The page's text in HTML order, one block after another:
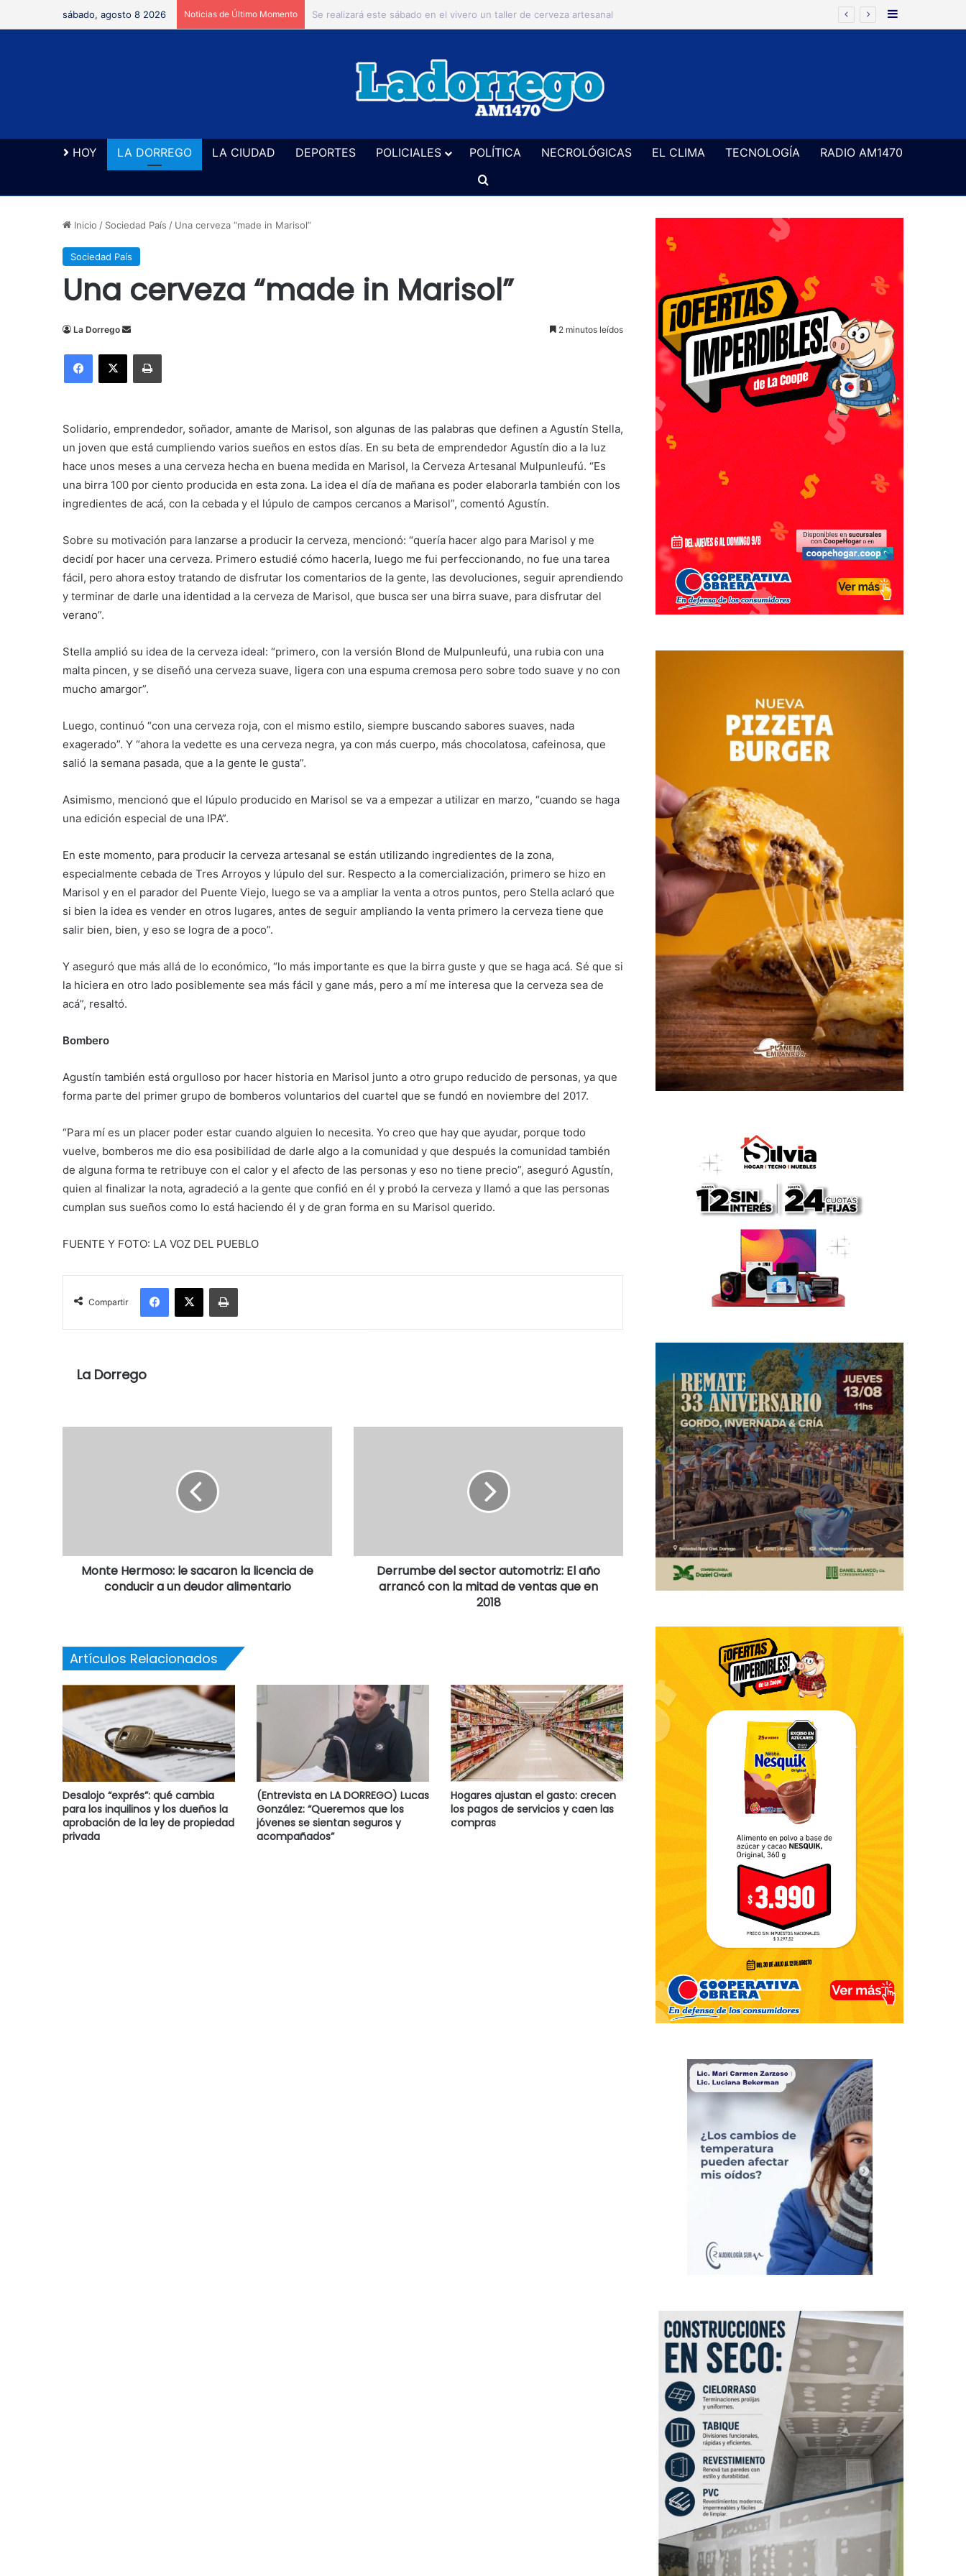
sábado, agosto 8 2026 Noticias de Último Momento El canto repentista vuelve a convocar este sábado en la ciudad Barra Lateral
HOY LA DORREGO LA CIUDAD DEPORTES POLICIALES POLÍTICA NECROLÓGICAS EL CLIMA TECNOLOGÍA
RADIO AM1470
Buscar
Inicio / Sociedad País / Una cerveza “made in Marisol”
Sociedad País
Una cerveza “made in Marisol”
La Dorrego
Send
email
2 minutos leídos
Facebook
X Imprimir
Solidario, emprendedor, soñador, amante de Marisol, son algunas de las palabras que definen a Agustín Stella,
un joven que está cumpliendo varios sueños en estos días. En su beta de emprendedor Agustín dio a la luz
hace unos meses a una cerveza hecha en buena medida en Marisol, la Cerveza Artesanal Mulpunleufú. “Es
una birra 100 por ciento producida en esta zona. La idea el día de mañana es poder elaborarla también con los
ingredientes de acá, con la cebada y el lúpulo de campos cercanos a Marisol”, comentó Agustín.
Sobre su motivación para lanzarse a producir la cerveza, mencionó: “quería hacer algo para Marisol y me
decidí por hacer una cerveza. Primero estudié cómo hacerla, luego me fui perfeccionando, no fue una tarea
fácil, pero ahora estoy tratando de disfrutar los comentarios de la gente, las devoluciones, seguir aprendiendo
y terminar de darle una identidad a la cerveza de Marisol, que busca ser una birra suave, para disfrutar del
verano”.
Stella amplió su idea de la cerveza ideal: “primero, con la versión Blond de Mulpunleufú, una rubia con una
malta pincen, y se diseñó una cerveza suave, ligera con una espuma cremosa pero sobre todo suave y no con
mucho amargor”.
Luego, continuó “con una cerveza roja, con el mismo estilo, siempre buscando sabores suaves, nada
exagerado”. Y “ahora la vedette es una cerveza negra, ya con más cuerpo, más chocolatosa, cafeinosa, que
salió la semana pasada, que a la gente le gusta”.
Asimismo, mencionó que el lúpulo producido en Marisol se va a empezar a utilizar en marzo, “cuando se haga
una edición especial de una IPA”.
En este momento, para producir la cerveza artesanal se están utilizando ingredientes de la zona,
especialmente cebada de Tres Arroyos y lúpulo del sur. Respecto a la comercialización, primero se hizo en
Marisol y en el parador del Puente Viejo, luego se va a ampliar la venta a otros puntos, pero Stella aclaró que
si bien la idea es vender en otros lugares, antes de seguir ampliando la venta primero la cerveza tiene que
salir bien, bien, y eso se logra de a poco”.
Y aseguró que más allá de lo económico, “lo más importante es que la birra guste y que se haga acá. Sé que si
la hiciera en otro lado posiblemente sea más fácil y gane más, pero a mí me interesa que la cerveza sea de
acá”, resaltó.
Bombero
Agustín también está orgulloso por hacer historia en Marisol junto a otro grupo reducido de personas, ya que
forma parte del primer grupo de bomberos voluntarios del cuartel que se fundó en noviembre del 2017.
“Para mí es un placer poder estar cuando alguien lo necesita. Yo creo que hay que ayudar, porque todo
vuelve, bomberos me dio esa posibilidad de darle algo a la comunidad y que después la comunidad también
de alguna forma te retribuye con el calor y el afecto de las personas y eso no tiene precio”, aseguró Agustín,
quien al finalizar la nota, agradeció a la gente que confió en él y probó la cerveza y llamó a que las personas
cumplan sus sueños como lo está haciendo él y de gran forma en su Marisol querido.
FUENTE Y FOTO: LA VOZ DEL PUEBLO
Compartir
Facebook
X Imprimir
La Dorrego
Monte Hermoso: le sacaron la licencia de
conducir a un deudor alimentario
Derrumbe del sector automotriz: El año
arrancó con la mitad de ventas que en
2018
Artículos Relacionados
Desalojo “exprés”: qué cambia
para los inquilinos y los dueños la
aprobación de la ley de propiedad
privada
(Entrevista en LA DORREGO) Lucas
González: “Queremos que los
jóvenes se sientan seguros y
acompañados”
Hogares ajustan el gasto: crecen
los pagos de servicios y caen las
compras